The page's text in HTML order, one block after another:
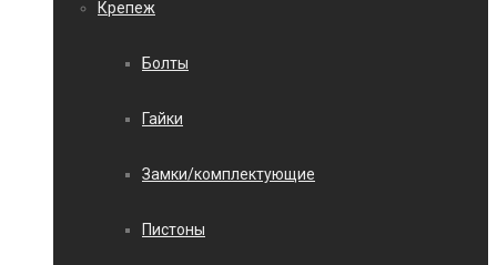
Крепеж
Болты
Гайки
Замки/комплектующие
Пистоны